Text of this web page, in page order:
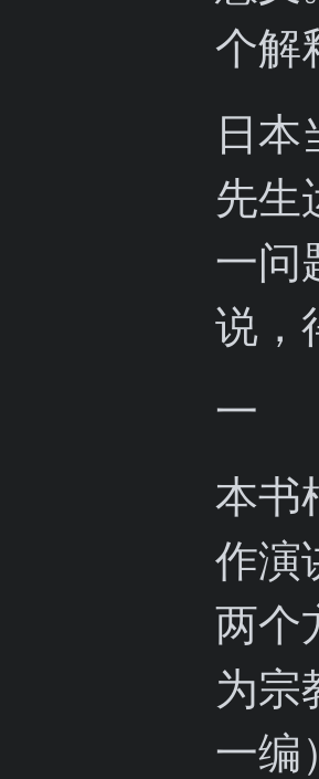
个解
日本
先生
一问
说，
一
本书
作演
两个
为宗
一编